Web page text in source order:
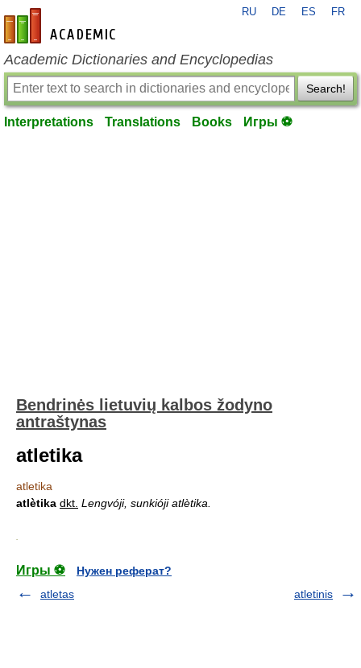
en-academic.com
RU DE ES FR
Academic Dictionaries and Encyclopedias
Search!
Interpretations Translations Books Игры ⚽
Bendrinės lietuvių kalbos žodyno
antraštynas
atletika
atletika
atlètika dkt. Lengvóji, sunkióji atlètika.
Игры ⚽
Нужен реферат?
atletas
atletinis